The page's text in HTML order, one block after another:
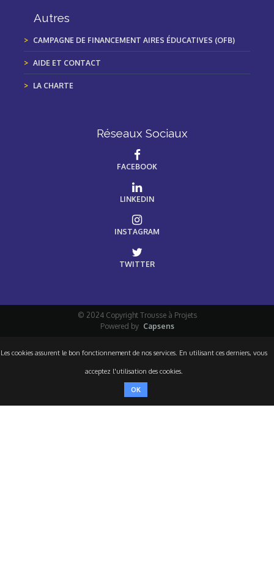
Autres
CAMPAGNE DE FINANCEMENT AIRES ÉDUCATIVES (OFB)
AIDE ET CONTACT
LA CHARTE
Réseaux Sociaux
FACEBOOK
LINKEDIN
INSTAGRAM
TWITTER
© 2024 Copyright Trousse à Projets
Powered by Capsens
Les cookies assurent le bon fonctionnement de nos services. En utilisant ces derniers, vous
acceptez l'utilisation des cookies.
OK